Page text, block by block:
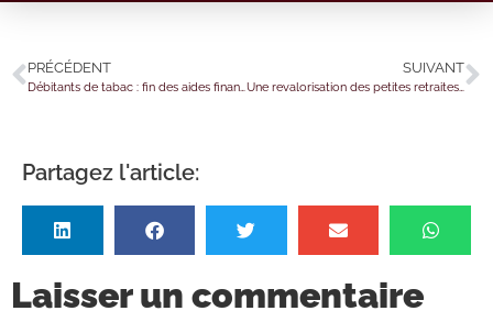
PRÉCÉDENT SUIVANT
Une revalorisation des petites retraites agricoles
Partagez l'article:
Laisser un commentaire